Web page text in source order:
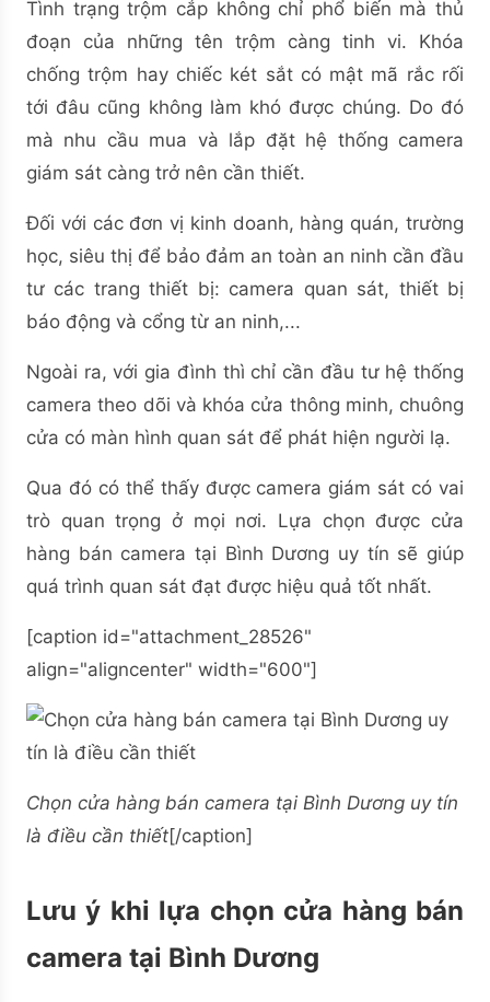
Tình trạng trộm cắp không chỉ phổ biến mà thủ
đoạn của những tên trộm càng tinh vi. Khóa
chống trộm hay chiếc két sắt có mật mã rắc rối
tới đâu cũng không làm khó được chúng. Do đó
mà nhu cầu mua và lắp đặt hệ thống camera
giám sát càng trở nên cần thiết.
Đối với các đơn vị kinh doanh, hàng quán, trường
học, siêu thị để bảo đảm an toàn an ninh cần đầu
tư các trang thiết bị: camera quan sát, thiết bị
báo động và cổng từ an ninh,...
Ngoài ra, với gia đình thì chỉ cần đầu tư hệ thống
camera theo dõi và khóa cửa thông minh, chuông
cửa có màn hình quan sát để phát hiện người lạ.
Qua đó có thể thấy được camera giám sát có vai
trò quan trọng ở mọi nơi. Lựa chọn được cửa
hàng bán camera tại Bình Dương uy tín sẽ giúp
quá trình quan sát đạt được hiệu quả tốt nhất.
[caption id="attachment_28526"
align="aligncenter" width="600"]
Chọn cửa hàng bán camera tại Bình Dương uy tín
là điều cần thiết[/caption]
Lưu ý khi lựa chọn cửa hàng bán
camera tại Bình Dương